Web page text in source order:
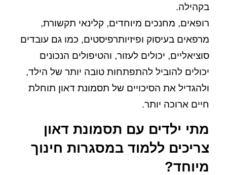
בקהילה.
רופאים, מחנכים מיוחדים, קלינאי תקשורת,
מרפאים בעיסוק ופיזיותרפיסטים, כמו גם עובדים
סוציאליים, יכולים לעזור, והטיפולים הנכונים
יכולים להוביל להתפתחות טובה יותר של הילד,
ולהגדיל את הסיכויים של תסמונת דאון תוחלת
חיים ארוכה יותר.
מתי ילדים עם תסמונת דאון
צריכים ללמוד במסגרות חינוך
מיוחד?